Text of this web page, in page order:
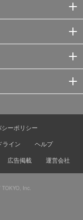
ーポリシー
ライン
ヘルプ
広告掲載 運営会社
TOKYO, Inc.